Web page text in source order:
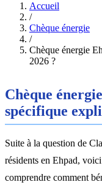
Accueil
/
Chèque énergie
/
Chèque énergie
2026 ?
Chèque
spécifique
Suite à la question de
résidents en Ehpad,
comprendre comment